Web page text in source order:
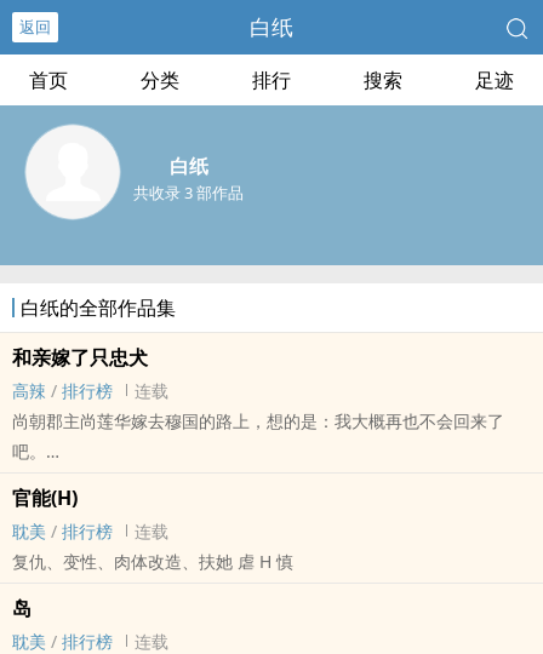
返回 白纸
首页 分类 排行 搜索 足迹
白纸
共收录 3 部作品
白纸的全部作品集
和亲嫁了只忠犬
‎​高‎‍​辣​‎ / 排行榜
连载
尚朝郡主尚莲华嫁去穆国的路上，想的是：我大概再也不会回来了
吧。
床下任性娇气小公主;床上零知识意外大胆小郡主
床下忠犬贴心好男人;床上零理智横冲直撞小王子
1V1H古代爽文轻松
官能(H)
耽美 / 排行榜
连载
复仇、变性、肉体改造、扶她 虐 H 慎
岛
耽美 / 排行榜
连载